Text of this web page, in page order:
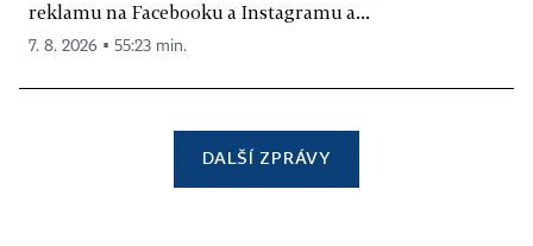
reklamu na Facebooku a Instagramu a...
7. 8. 2026 ▪ 55:23 min.
DALŠÍ ZPRÁVY